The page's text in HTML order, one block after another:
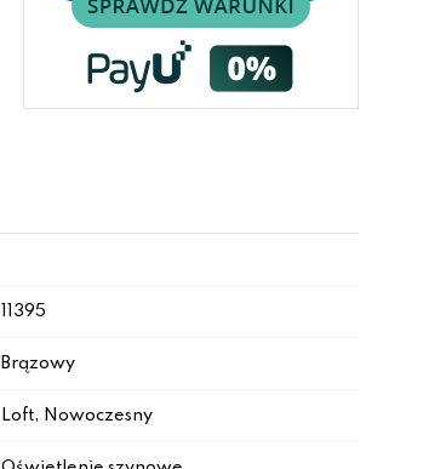
11395
Brązowy
Loft, Nowoczesny